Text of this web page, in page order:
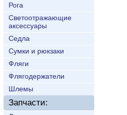
Рога
Светоотражающие
аксессуары
Седла
Сумки и рюкзаки
Фляги
Флягодержатели
Шлемы
Запчасти: